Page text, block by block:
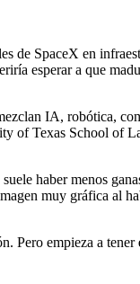
de SpaceX en
esperar a que
IA, robótica,
of Texas School of
haber menos
muy gráfica al
Pero empieza a tener